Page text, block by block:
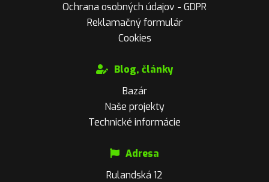
Ochrana osobných údajov - GDPR
Reklamačný formulár
Cookies
Blog, články
Bazár
Naše projekty
Technické informácie
Adresa
Rulandská 12